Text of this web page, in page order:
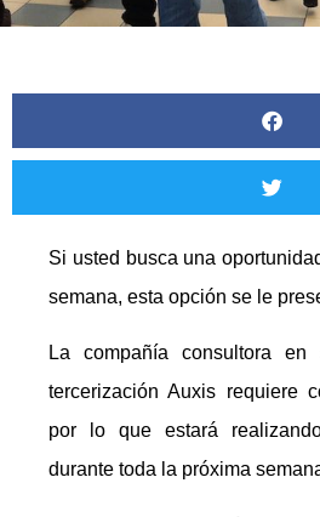
Si usted busca una
semana, esta opción se le
La compañía consultora
tercerización Auxis requiere
por lo que estará
durante toda la próxima